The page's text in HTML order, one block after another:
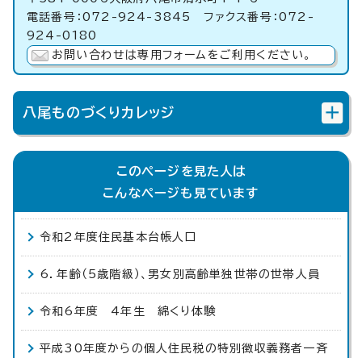
電話番号：072-924-3845 ファクス番号：072-
924-0180
お問い合わせは専用フォームをご利用ください。
八尾ものづくりカレッジ
このページを見た人は
こんなページも見ています
令和2年度住民基本台帳人口
6．年齢（5歳階級）、男女別高齢単独世帯の世帯人員
令和6年度 4年生 綿くり体験
平成30年度からの個人住民税の特別徴収義務者一斉